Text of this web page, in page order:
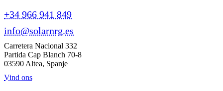
+34 966 941 849
info@solarnrg.es
Carretera Nacional 332
Partida Cap Blanch 70-8
03590 Altea, Spanje
Vind ons